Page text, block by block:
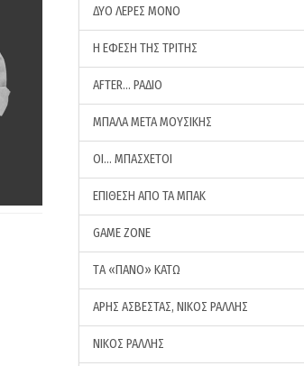
ΔΥΟ ΛΕΡΕΣ ΜΟΝΟ
Η ΕΦΕΣΗ ΤΗΣ ΤΡΙΤΗΣ
AFTER… ΡΑΔΙΟ
ΜΠΑΛΑ ΜΕΤΑ ΜΟΥΣΙΚΗΣ
ΟΙ… ΜΠΑΣΧΕΤΟΙ
ΕΠΙΘΕΣΗ ΑΠΟ ΤΑ ΜΠΑΚ
GAME ZONE
ΤA «ΠΑΝΟ» ΚΑΤΩ
ΑΡΗΣ ΑΣΒΕΣΤΑΣ, ΝΙΚΟΣ ΡΑΛΛΗΣ
ΝΙΚΟΣ ΡΑΛΛΗΣ